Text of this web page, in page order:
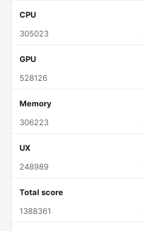
CPU
305023
GPU
528126
Memory
306223
UX
248989
Total score
1388361